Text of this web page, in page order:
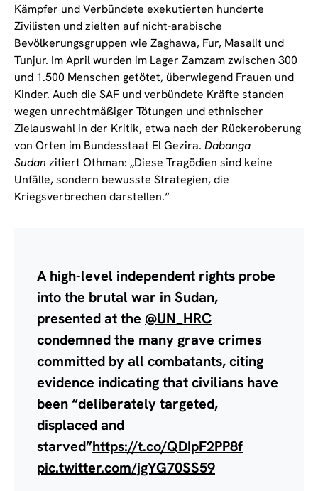
Kämpfer und Verbündete exekutierten hunderte
Zivilisten und zielten auf nicht-arabische
Bevölkerungsgruppen wie Zaghawa, Fur, Masalit und
Tunjur. Im April wurden im Lager Zamzam zwischen 300
und 1.500 Menschen getötet, überwiegend Frauen und
Kinder. Auch die SAF und verbündete Kräfte standen
wegen unrechtmäßiger Tötungen und ethnischer
Zielauswahl in der Kritik, etwa nach der Rückeroberung
von Orten im Bundesstaat El Gezira. Dabanga
Sudan zitiert Othman: „Diese Tragödien sind keine
Unfälle, sondern bewusste Strategien, die
Kriegsverbrechen darstellen.“
A high-level independent rights probe
into the brutal war in Sudan,
presented at the @UN_HRC
condemned the many grave crimes
committed by all combatants, citing
evidence indicating that civilians have
been “deliberately targeted,
displaced and
starved”https://t.co/QDIpF2PP8f
pic.twitter.com/jgYG70SS59